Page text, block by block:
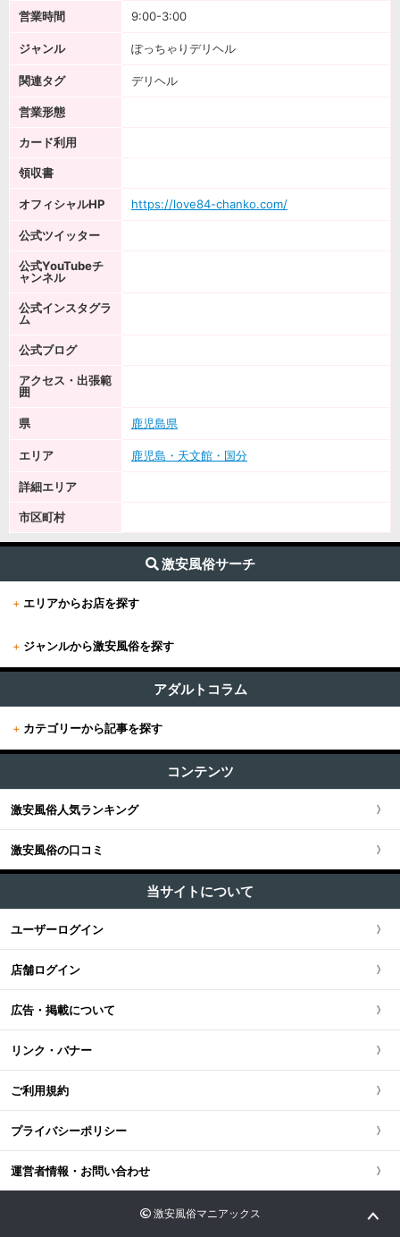
営業時間 9:00-3:00
ジャンル ぽっちゃりデリヘル
関連タグ デリヘル
営業形態
カード利用
領収書
オフィシャルHP https://love84-chanko.com/
公式ツイッター
公式YouTubeチ
ャンネル
公式インスタグラ
ム
公式ブログ
アクセス・出張範
囲
県 鹿児島県
エリア 鹿児島・天文館・国分
詳細エリア
市区町村
激安風俗サーチ
+ エリアからお店を探す
+東京
東京全域
新宿・歌舞伎町・新大久保・高田馬場
池袋・大塚・巣鴨
五反田・品川・高輪・蒲田
新橋・汐留・銀座・六本木
上野・鶯谷・神田・秋葉原
錦糸町・葛西・葛飾
立川・八王子・町田
関東版TOP
埼玉県
神奈川県
茨城県
栃木県
群馬県
+関西
関西全域
大阪府
兵庫県
滋賀県
奈良県
和歌山県
東海・北陸・甲信越版TOP
東海・北陸・甲信越全域
静岡県
新潟県
岐阜県
三重県
山梨県
長野県
石川県
中国・四国版TOP
中国・四国全域
広島県
岡山県
鳥取県
島根県
山口県
香川県
+九州・沖縄
九州・沖縄版TOP
九州・沖縄全域
福岡県
熊本県
佐賀県
長崎県
大分県
+ ジャンルから激安風俗を探す
セクキャバ (83)
ホテヘル (32)
ファッションヘルス (90)
デリヘル (210)
ピンサロ (27)
オナクラ・手コキ (117)
アダルトコラム
+ カテゴリーから記事を探す
コンテンツ
激安風俗人気ランキング
激安風俗の口コミ
当サイトについて
ユーザーログイン
店舗ログイン
広告・掲載について
リンク・バナー
ご利用規約
プライバシーポリシー
運営者情報・お問い合わせ
激安風俗マニアックス